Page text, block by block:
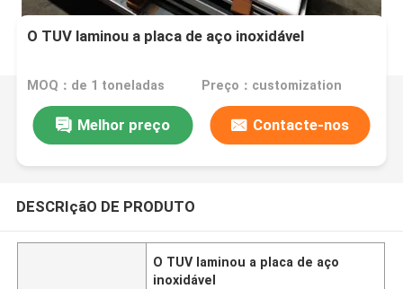
O TUV laminou a placa de aço inoxidável
MOQ：de 1 toneladas Preço：customization
Melhor preço Contacte-nos
DESCRIçãO DE PRODUTO
O TUV laminou a placa de aço
inoxidável